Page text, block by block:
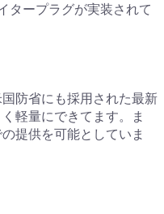
タープラグが実装されて
防省にも採用された最新
軽量にできてます。ま
提供を可能としていま